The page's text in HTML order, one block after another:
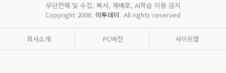
무단전재 및 수집, 복사, 재배포, AI학습 이용 금지
Copyright 2006. 이투데이. All rights reserved
회사소개 PC버전 사이트맵